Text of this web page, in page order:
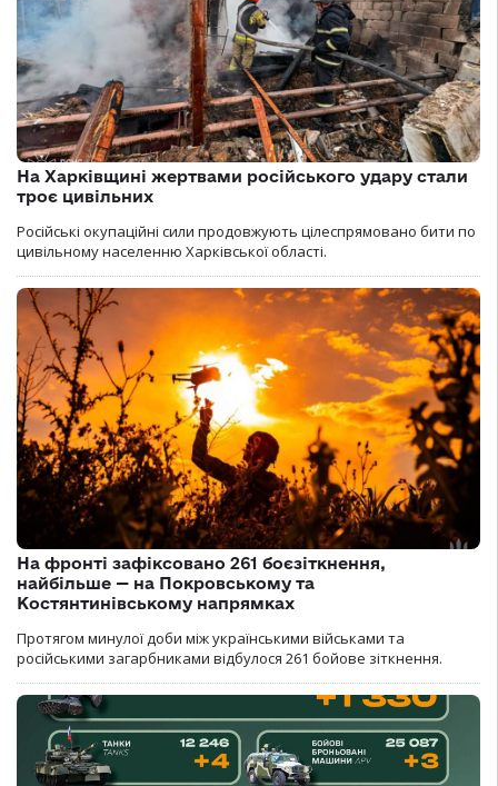
На Харківщині жертвами російського удару стали
троє цивільних
Російські окупаційні сили продовжують цілеспрямовано бити по
цивільному населенню Харківської області.
На фронті зафіксовано 261 боєзіткнення,
найбільше — на Покровському та
Костянтинівському напрямках
Протягом минулої доби між українськими військами та
російськими загарбниками відбулося 261 бойове зіткнення.